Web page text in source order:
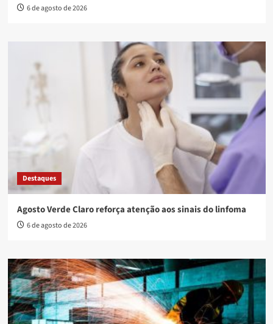
6 de agosto de 2026
Destaques
Agosto Verde Claro reforça atenção aos sinais do linfoma
6 de agosto de 2026